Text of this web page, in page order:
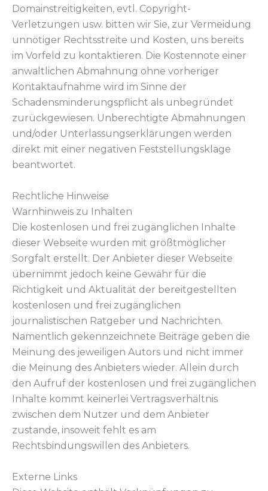
Domainstreitigkeiten, evtl. Copyright-
Verletzungen usw. bitten wir Sie, zur Vermeidung
unnötiger Rechtsstreite und Kosten, uns bereits
im Vorfeld zu kontaktieren. Die Kostennote einer
anwaltlichen Abmahnung ohne vorheriger
Kontaktaufnahme wird im Sinne der
Schadensminderungspflicht als unbegründet
zurückgewiesen. Unberechtigte Abmahnungen
und/oder Unterlassungserklärungen werden
direkt mit einer negativen Feststellungsklage
beantwortet.
Rechtliche Hinweise
Warnhinweis zu Inhalten
Die kostenlosen und frei zugänglichen Inhalte
dieser Webseite wurden mit größtmöglicher
Sorgfalt erstellt. Der Anbieter dieser Webseite
übernimmt jedoch keine Gewähr für die
Richtigkeit und Aktualität der bereitgestellten
kostenlosen und frei zugänglichen
journalistischen Ratgeber und Nachrichten.
Namentlich gekennzeichnete Beiträge geben die
Meinung des jeweiligen Autors und nicht immer
die Meinung des Anbieters wieder. Allein durch
den Aufruf der kostenlosen und frei zugänglichen
Inhalte kommt keinerlei Vertragsverhältnis
zwischen dem Nutzer und dem Anbieter
zustande, insoweit fehlt es am
Rechtsbindungswillen des Anbieters.
Externe Links